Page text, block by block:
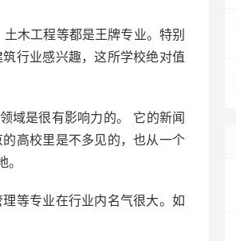
木工程等都是王牌专业。特别
行业感兴趣，这所学校绝对值
域是很有影响力的。 它的新闻
高校里是不多见的，也从一个
等专业在行业内名气很大。如